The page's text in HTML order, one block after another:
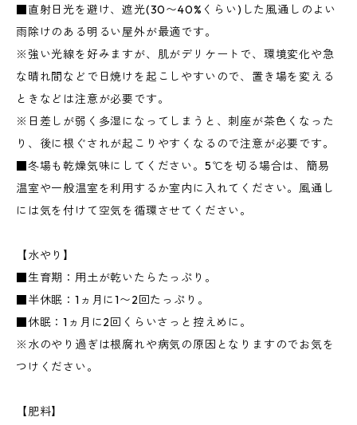
■直射日光を避け、遮光(30〜40%くらい)した風通しのよい
雨除けのある明るい屋外が最適です。
※強い光線を好みますが、肌がデリケートで、環境変化や急
な晴れ間などで日焼けを起こしやすいので、置き場を変える
ときなどは注意が必要です。
※日差しが弱く多湿になってしまうと、刺座が茶色くなった
り、後に根ぐされが起こりやすくなるので注意が必要です。
■冬場も乾燥気味にしてください。5℃を切る場合は、簡易
温室や一般温室を利用するか室内に入れてください。風通し
には気を付けて空気を循環させてください。
【水やり】
■生育期：用土が乾いたらたっぷり。
■半休眠：1ヵ月に1〜2回たっぷり。
■休眠：1ヵ月に2回くらいさっと控えめに。
※水のやり過ぎは根腐れや病気の原因となりますのでお気を
つけください。
【肥料】